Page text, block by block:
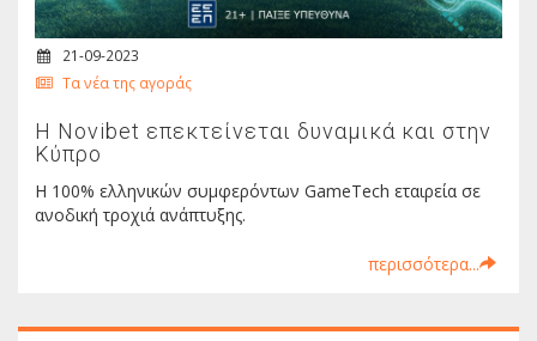
21-09-2023
Τα νέα της αγοράς
H Novibet επεκτείνεται δυναμικά και στην
Κύπρο
Η 100% ελληνικών συμφερόντων GameTech εταιρεία σε
ανοδική τροχιά ανάπτυξης.
περισσότερα...